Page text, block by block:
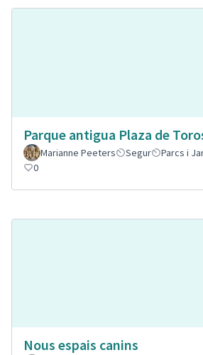
Parque antigua Plaza de
Marianne Peeters
Segur Parcs i
0
Nous espais canins